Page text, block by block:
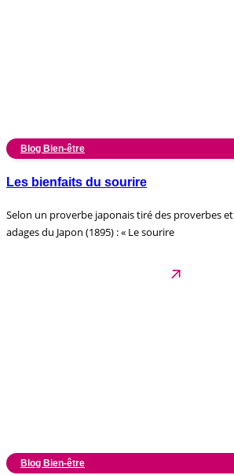
Blog Bien-être
Les bienfaits du sourire
Selon un proverbe japonais tiré des proverbes et
adages du Japon (1895) : « Le sourire
Blog Bien-être